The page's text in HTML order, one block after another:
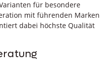
für besondere
mit führenden Marken
dabei höchste Qualität